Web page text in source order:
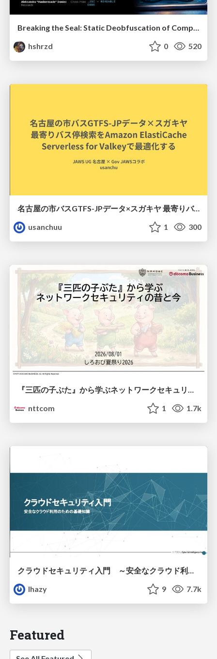
Breaking the Seal: Static Deobfuscation of Compiled V8 JavaScript Bytecode Malware
hshrzd
0 520
名古屋の市バスGTFS-JPデータ×スガキヤ 最寄りバス停検索をAmazon ElastiCache Serverless for Valkeyで最適化する
usanchuu
1 300
nttcom
1 1.7k
クラウドセキュリティ入門 ～安全なクラウド利用のための基礎知識～
lhazy
9 7.7k
Featured